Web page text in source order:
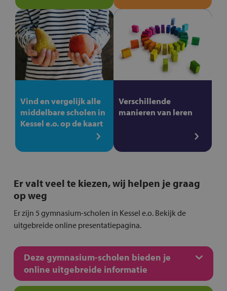
Vind en vergelijk alle
middelbare scholen in
Kessel e.o. op de kaart
Verschillende
manieren van leren
Er valt veel te kiezen, wij helpen je graag
op weg
Er zijn 5 gymnasium-scholen in Kessel e.o. Bekijk de
uitgebreide online presentatiepagina.
Deze gymnasium-scholen bieden je
online uitgebreide informatie